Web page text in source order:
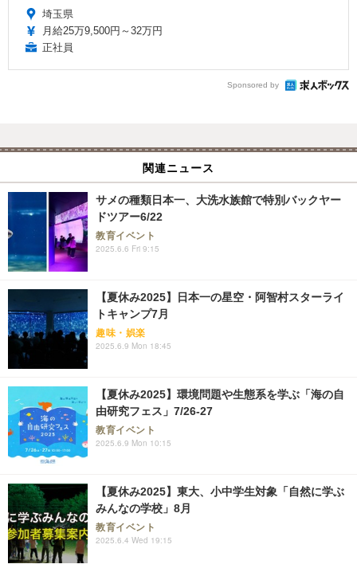
埼玉県
月給25万9,500円～32万円
正社員
Sponsored by
関連ニュース
サメの種類日本一、大洗水族館で特別バックヤー
ドツアー6/22
教育イベント
2025.6.6 Fri 9:15
【夏休み2025】日本一の星空・阿智村スターライ
トキャンプ7月
趣味・娯楽
2025.6.9 Mon 18:45
【夏休み2025】環境問題や生態系を学ぶ「海の自
由研究フェス」7/26-27
教育イベント
2025.6.9 Mon 10:15
【夏休み2025】東大、小中学生対象「自然に学ぶ
みんなの学校」8月
教育イベント
2025.6.4 Wed 19:15